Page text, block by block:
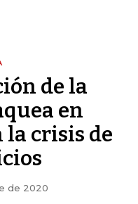
de la
en
la crisis de
de 2020